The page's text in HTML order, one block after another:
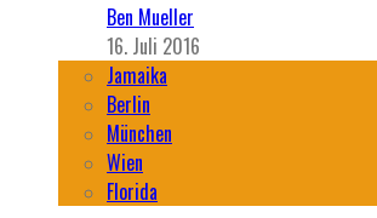
Ben Mueller
16. Juli 2016
Jamaika
Berlin
München
Wien
Florida